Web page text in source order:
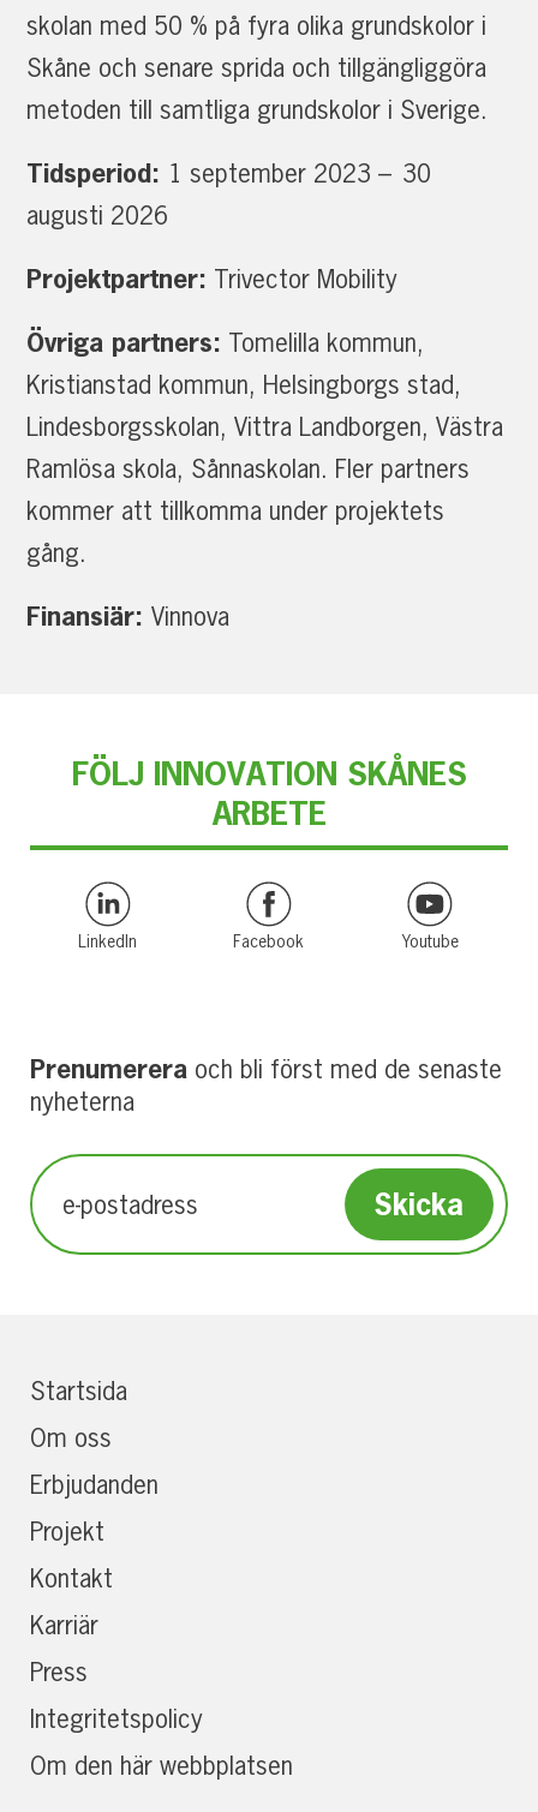
skolan med 50 % på fyra olika grundskolor i
Skåne och senare sprida och tillgängliggöra
metoden till samtliga grundskolor i Sverige.
Tidsperiod: 1 september 2023 – 30
augusti 2026
Projektpartner: Trivector Mobility
Övriga partners: Tomelilla kommun,
Kristianstad kommun, Helsingborgs stad,
Lindesborgsskolan, Vittra Landborgen, Västra
Ramlösa skola, Sånnaskolan. Fler partners
kommer att tillkomma under projektets
gång.
Finansiär:Vinnova
FÖLJ INNOVATION SKÅNES
ARBETE
LinkedIn Facebook Youtube
Prenumerera och bli först med de senaste
nyheterna
Startsida
Om oss
Erbjudanden
Projekt
Kontakt
Karriär
Press
Integritetspolicy
Om den här webbplatsen